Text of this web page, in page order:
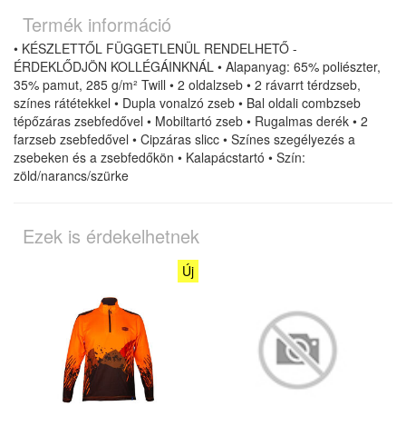
Termék információ
• KÉSZLETTŐL FÜGGETLENÜL RENDELHETŐ -
ÉRDEKLŐDJÖN KOLLÉGÁINKNÁL • Alapanyag: 65% poliészter,
35% pamut, 285 g/m² Twill • 2 oldalzseb • 2 rávarrt térdzseb,
színes rátétekkel • Dupla vonalzó zseb • Bal oldali combzseb
tépőzáras zsebfedővel • Mobiltartó zseb • Rugalmas derék • 2
farzseb zsebfedővel • Cipzáras slicc • Színes szegélyezés a
zsebeken és a zsebfedőkön • Kalapácstartó • Szín:
zöld/narancs/szürke
Ezek is érdekelhetnek
Új